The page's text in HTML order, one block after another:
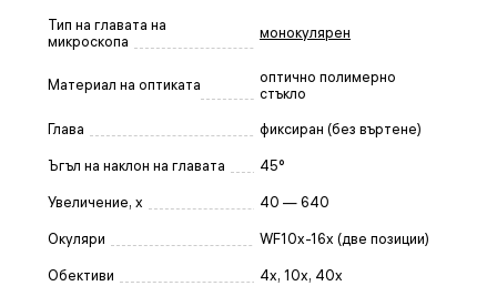
Тип на главата на
микроскопа
монокулярен
Материал на оптиката
оптично полимерно
стъкло
Глава фиксиран (без въртене)
Ъгъл на наклон на главата 45°
Увеличение, x 40 — 640
Окуляри WF10x-16x (две позиции)
Обективи 4x, 10x, 40x